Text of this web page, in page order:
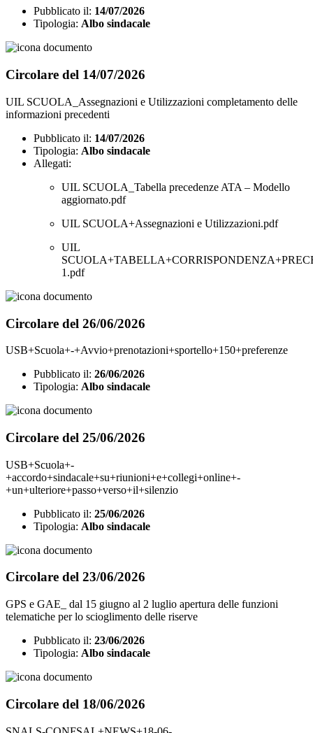
Pubblicato il: 14/07/2026
Tipologia: Albo sindacale
Circolare del 14/07/2026
UIL SCUOLA_Assegnazioni e Utilizzazioni completamento delle
informazioni precedenti
Pubblicato il: 14/07/2026
Tipologia: Albo sindacale
Allegati:
UIL SCUOLA_Tabella precedenze ATA – Modello
aggiornato.pdf
UIL SCUOLA+Assegnazioni e Utilizzazioni.pdf
UIL
1.pdf
Circolare del 26/06/2026
USB+Scuola+-+Avvio+prenotazioni+sportello+150+preferenze
Pubblicato il: 26/06/2026
Tipologia: Albo sindacale
Circolare del 25/06/2026
USB+Scuola+-
+accordo+sindacale+su+riunioni+e+collegi+online+-
+un+ulteriore+passo+verso+il+silenzio
Pubblicato il: 25/06/2026
Tipologia: Albo sindacale
Circolare del 23/06/2026
GPS e GAE_ dal 15 giugno al 2 luglio apertura delle funzioni
telematiche per lo scioglimento delle riserve
Pubblicato il: 23/06/2026
Tipologia: Albo sindacale
Circolare del 18/06/2026